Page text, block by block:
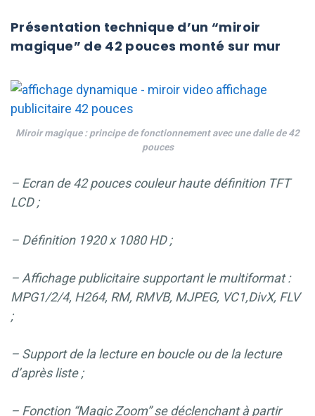
Présentation technique d’un “miroir
magique” de 42 pouces monté sur mur
Miroir magique : principe de fonctionnement avec une dalle de 42
pouces
– Ecran de 42 pouces couleur haute définition TFT
LCD ;
– Définition 1920 x 1080 HD ;
– Affichage publicitaire supportant le multiformat :
MPG1/2/4, H264, RM, RMVB, MJPEG, VC1,DivX, FLV
;
– Support de la lecture en boucle ou de la lecture
d’après liste ;
– Fonction “Magic Zoom” se déclenchant à partir